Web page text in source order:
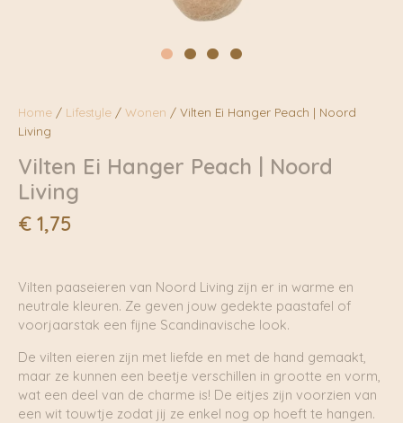
Home / Lifestyle / Wonen / Vilten Ei Hanger Peach | Noord
Living
Vilten Ei Hanger Peach | Noord
Living
€ 1,75
Vilten paaseieren van Noord Living zijn er in warme en
neutrale kleuren. Ze geven jouw gedekte paastafel of
voorjaarstak een fijne Scandinavische look.
De vilten eieren zijn met liefde en met de hand gemaakt,
maar ze kunnen een beetje verschillen in grootte en vorm,
wat een deel van de charme is! De eitjes zijn voorzien van
een wit touwtje zodat jij ze enkel nog op hoeft te hangen.